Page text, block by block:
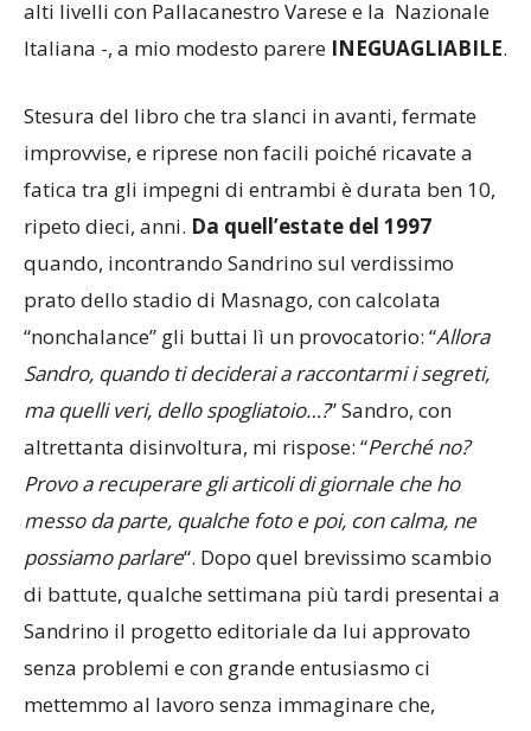
alti livelli con Pallacanestro Varese e la Nazionale
Italiana -, a mio modesto parere INEGUAGLIABILE.
Stesura del libro che tra slanci in avanti, fermate
improvvise, e riprese non facili poiché ricavate a
fatica tra gli impegni di entrambi è durata ben 10,
ripeto dieci, anni. Da quell’estate del 1997
quando, incontrando Sandrino sul verdissimo
prato dello stadio di Masnago, con calcolata
“nonchalance” gli buttai lì un provocatorio: “Allora
Sandro, quando ti deciderai a raccontarmi i segreti,
ma quelli veri, dello spogliatoio…?” Sandro, con
altrettanta disinvoltura, mi rispose: “Perché no?
Provo a recuperare gli articoli di giornale che ho
messo da parte, qualche foto e poi, con calma, ne
possiamo parlare“. Dopo quel brevissimo scambio
di battute, qualche settimana più tardi presentai a
Sandrino il progetto editoriale da lui approvato
senza problemi e con grande entusiasmo ci
mettemmo al lavoro senza immaginare che,